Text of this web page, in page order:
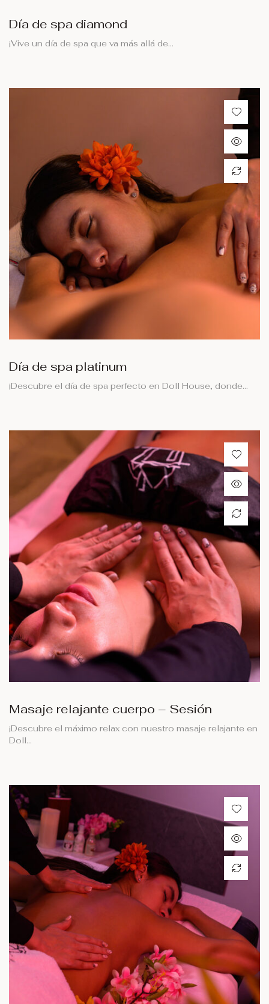
Día de spa diamond
¡Vive un día de spa que va más allá de…
Día de spa platinum
¡Descubre el día de spa perfecto en Doll House, donde…
Masaje relajante cuerpo – Sesión
¡Descubre el máximo relax con nuestro masaje relajante en
Doll…